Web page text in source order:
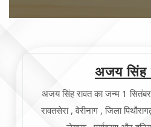
अजय सिंह
अजय सिंह रावत का जन्म 1
रावतसेरा , वेरीनाग , जिला